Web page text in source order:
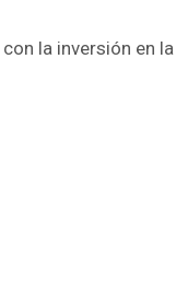
la inversión en